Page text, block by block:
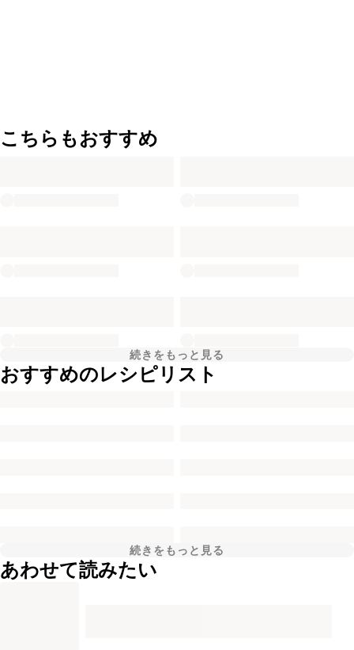
こちらもおすすめ
続きをもっと見る
おすすめのレシピリスト
続きをもっと見る
あわせて読みたい